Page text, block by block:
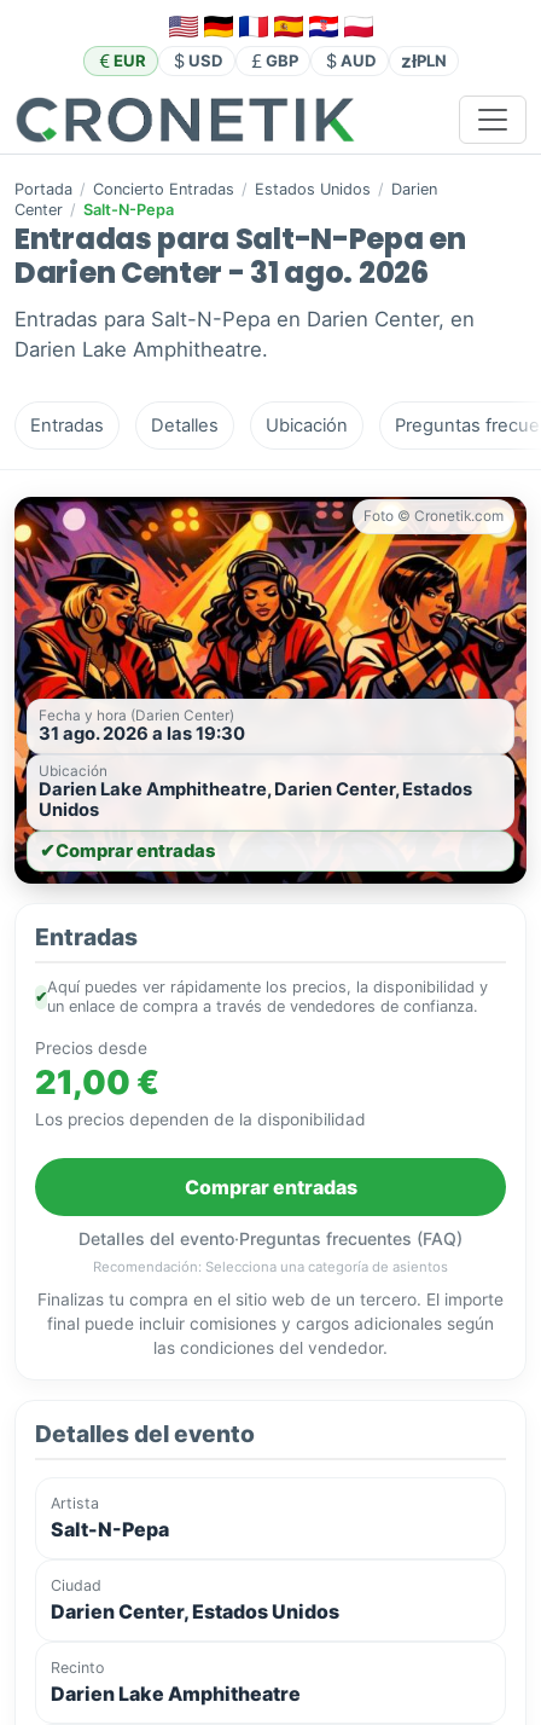
EUR USD GBP AUD złPLN
Portada / Concierto Entradas / Estados Unidos / Darien
Center / Salt-N-Pepa
Entradas para Salt-N-Pepa en
Darien Center - 31 ago. 2026
Entradas para Salt-N-Pepa en Darien Center, en
Darien Lake Amphitheatre.
Entradas Detalles Ubicación Preguntas
Foto © Cronetik.com
Fecha y hora (Darien Center)
31 ago. 2026 a las 19:30
Ubicación
Darien Lake Amphitheatre, Darien Center, Estados
Unidos
✔Comprar entradas
Entradas
✔
Aquí puedes ver rápidamente los precios, la disponibilidad y
un enlace de compra a través de vendedores de confianza.
Precios desde
21,00 €
Los precios dependen de la disponibilidad
Comprar entradas
Detalles del evento·Preguntas frecuentes (FAQ)
Recomendación: Selecciona una categoría de asientos
Finalizas tu compra en el sitio web de un tercero. El importe
final puede incluir comisiones y cargos adicionales según
las condiciones del vendedor.
Detalles del evento
Artista
Salt-N-Pepa
Ciudad
Darien Center, Estados Unidos
Recinto
Darien Lake Amphitheatre